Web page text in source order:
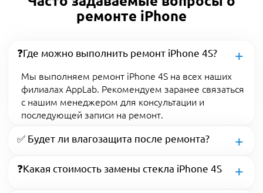
ремонте iPhone
❓Где можно выполнить ремонт iPhone 4S?
Мы выполняем ремонт iPhone 4S на всех наших
филиалах AppLab. Рекомендуем заранее связаться
с нашим менеджером для консультации и
последующей записи на ремонт.
✅ Будет ли влагозащита после ремонта?
❓Какая стоимость замены стекла iPhone 4S